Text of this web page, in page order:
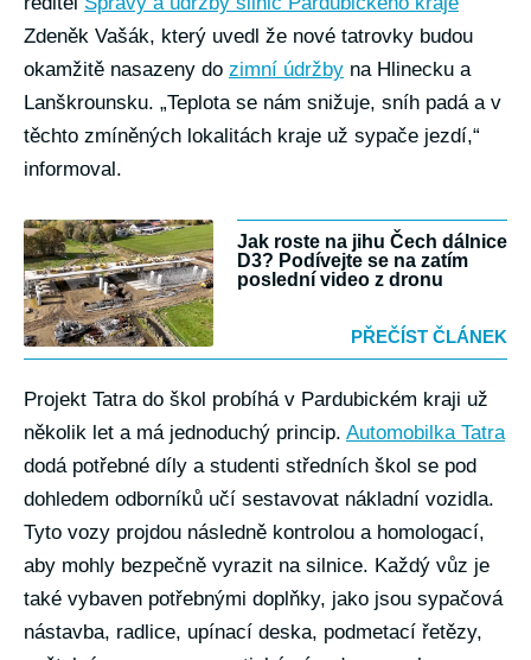
Zdeněk Vašák, který uvedl že nové tatrovky budou
okamžitě nasazeny do zimní údržby na Hlinecku a
Lanškrounsku. „Teplota se nám snižuje, sníh padá a v
těchto zmíněných lokalitách kraje už sypače jezdí,“
informoval.
Jak roste na jihu Čech dálnice
D3? Podívejte se na zatím
poslední video z dronu
PŘEČÍST ČLÁNEK
Projekt Tatra do škol probíhá v Pardubickém kraji už
několik let a má jednoduchý princip. Automobilka Tatra
dodá potřebné díly a studenti středních škol se pod
dohledem odborníků učí sestavovat nákladní vozidla.
Tyto vozy projdou následně kontrolou a homologací,
aby mohly bezpečně vyrazit na silnice. Každý vůz je
také vybaven potřebnými doplňky, jako jsou sypačová
nástavba, radlice, upínací deska, podmetací řetězy,